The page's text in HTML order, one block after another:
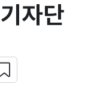
자단
심 콘텐츠 설정하기